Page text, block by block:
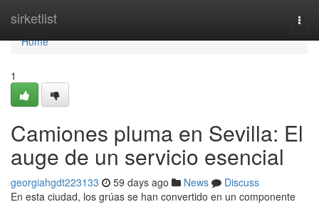
sirketlist
Home
Home
1
Camiones pluma en Sevilla: El
auge de un servicio esencial
georgiahgdt223133 59 days ago News
Discuss
En esta ciudad, los grúas se han convertido en un componente